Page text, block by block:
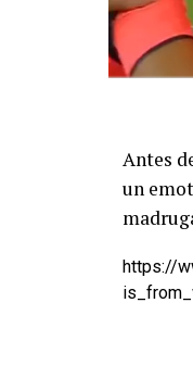
Antes
un
https://